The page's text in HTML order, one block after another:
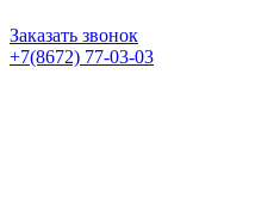
Заказать звонок
+7(8672) 77-03-03